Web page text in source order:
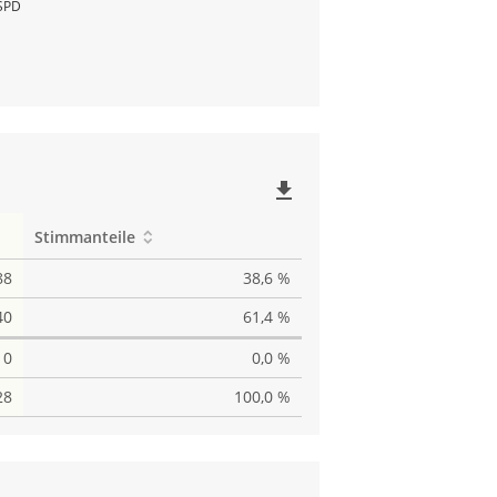
file_download
Stimmanteile
38,6 %
61,4 %
0
0,0 %
100,0 %